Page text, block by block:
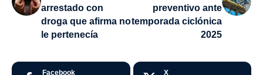
arrestado con
droga que afirma no
le pertenecía
preventivo ante
temporada ciclónica
2025
Facebook X